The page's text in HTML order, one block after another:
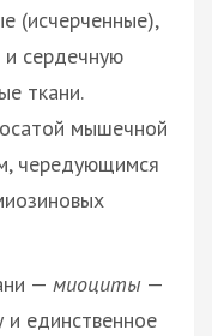
(исчерченные),
сердечную
ткани.
мышечной
чередующимся
— миоциты —
единственное